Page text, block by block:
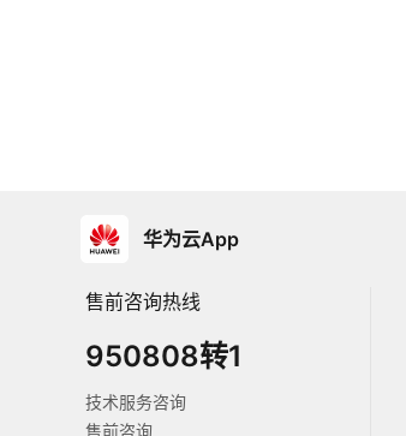
华为云App
售前咨询热线
950808转1
技术服务咨询
售前咨询